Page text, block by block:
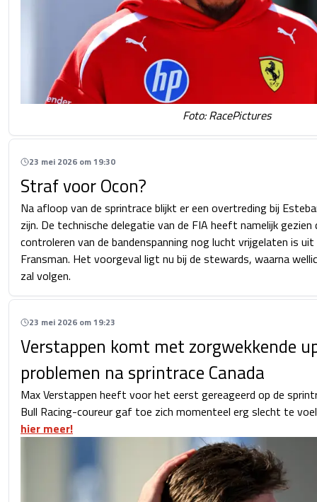
Foto: RacePictures
23 mei 2026 om 19:30
Straf voor Ocon?
Na afloop van de sprintrace blijkt er een overtreding bij
zijn. De technische delegatie van de FIA heeft namelijk
controleren van de bandenspanning nog lucht vrijgelaten is uit
Fransman. Het voorgeval ligt nu bij de stewards, waarna
zal volgen.
23 mei 2026 om 19:23
Verstappen komt met zorgwekkende
problemen na sprintrace Canada
Max Verstappen heeft voor het eerst gereageerd op de
Bull Racing-coureur gaf toe zich momenteel erg slecht te
hier meer!